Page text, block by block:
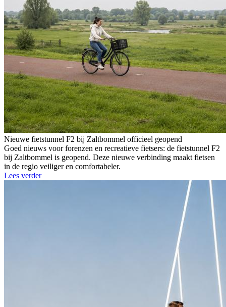
Nieuwe fietstunnel F2 bij Zaltbommel officieel geopend
Goed nieuws voor forenzen en recreatieve fietsers: de fietstunnel F2
bij Zaltbommel is geopend. Deze nieuwe verbinding maakt fietsen
in de regio veiliger en comfortabeler.
Lees verder